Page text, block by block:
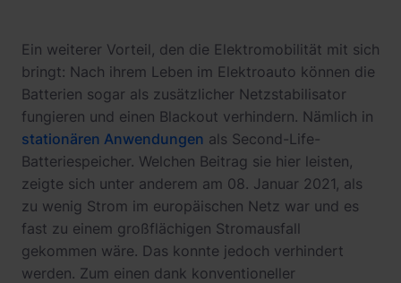
Ein weiterer Vorteil, den die Elektromobilität mit sich
bringt: Nach ihrem Leben im Elektroauto können die
Batterien sogar als zusätzlicher Netzstabilisator
fungieren und einen Blackout verhindern. Nämlich in
stationären Anwendungen als Second-Life-
Batteriespeicher. Welchen Beitrag sie hier leisten,
zeigte sich unter anderem am 08. Januar 2021, als
zu wenig Strom im europäischen Netz war und es
fast zu einem großflächigen Stromausfall
gekommen wäre. Das konnte jedoch verhindert
werden. Zum einen dank konventioneller